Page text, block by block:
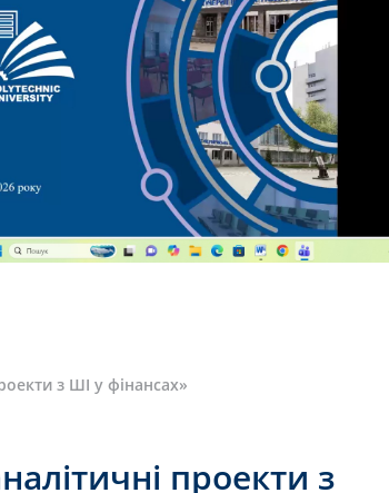
з ШІ у фінансах»
проекти з